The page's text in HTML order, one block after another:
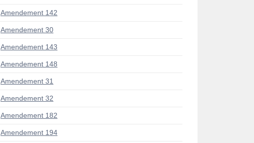
Amendement 142
Amendement 30
Amendement 143
Amendement 148
Amendement 31
Amendement 32
Amendement 182
Amendement 194